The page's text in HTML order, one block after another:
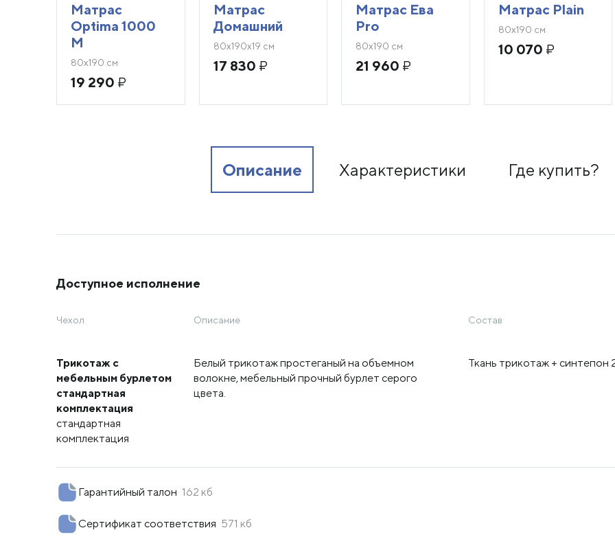
Матрас
Optima 1000
M
80х190 см
19 290 ₽
Матрас
Домашний
80х190х19 см
17 830 ₽
Матрас Ева
Pro
80х190 см
21 960 ₽
Матрас Plain
80х190 см
10 070 ₽
Описание Характеристики Где купить?
Доступное исполнение
Чехол Описание Состав
Трикотаж с
мебельным бурлетом
стандартная
комплектация
стандартная
комплектация
Белый трикотаж простеганый на объемном
волокне, мебельный прочный бурлет серого
цвета.
Ткань трикотаж + синтепон
Гарантийный талон 162 кб
Сертификат соответствия 571 кб